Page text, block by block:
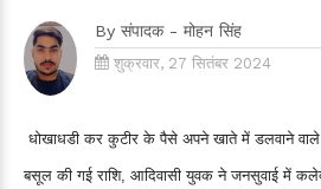
By संपादक - मोहन सिंह
शुक्रवार, 27 सितंबर 2024
धोखाधडी कर कुटीर के पैसे अपने खाते में डलवाने
बसूल की गई राशि, आदिवासी युवक ने जनसुवाई में